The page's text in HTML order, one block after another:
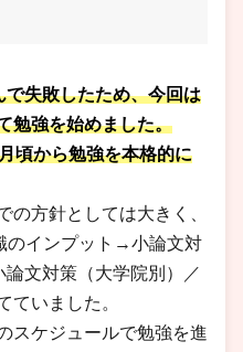
失敗したため、今回は
勉強を始めました。
頃から勉強を本格的に
の方針としては大きく、
のインプット→小論文対
文対策（大学院別）／
ていました。
スケジュールで勉強を進